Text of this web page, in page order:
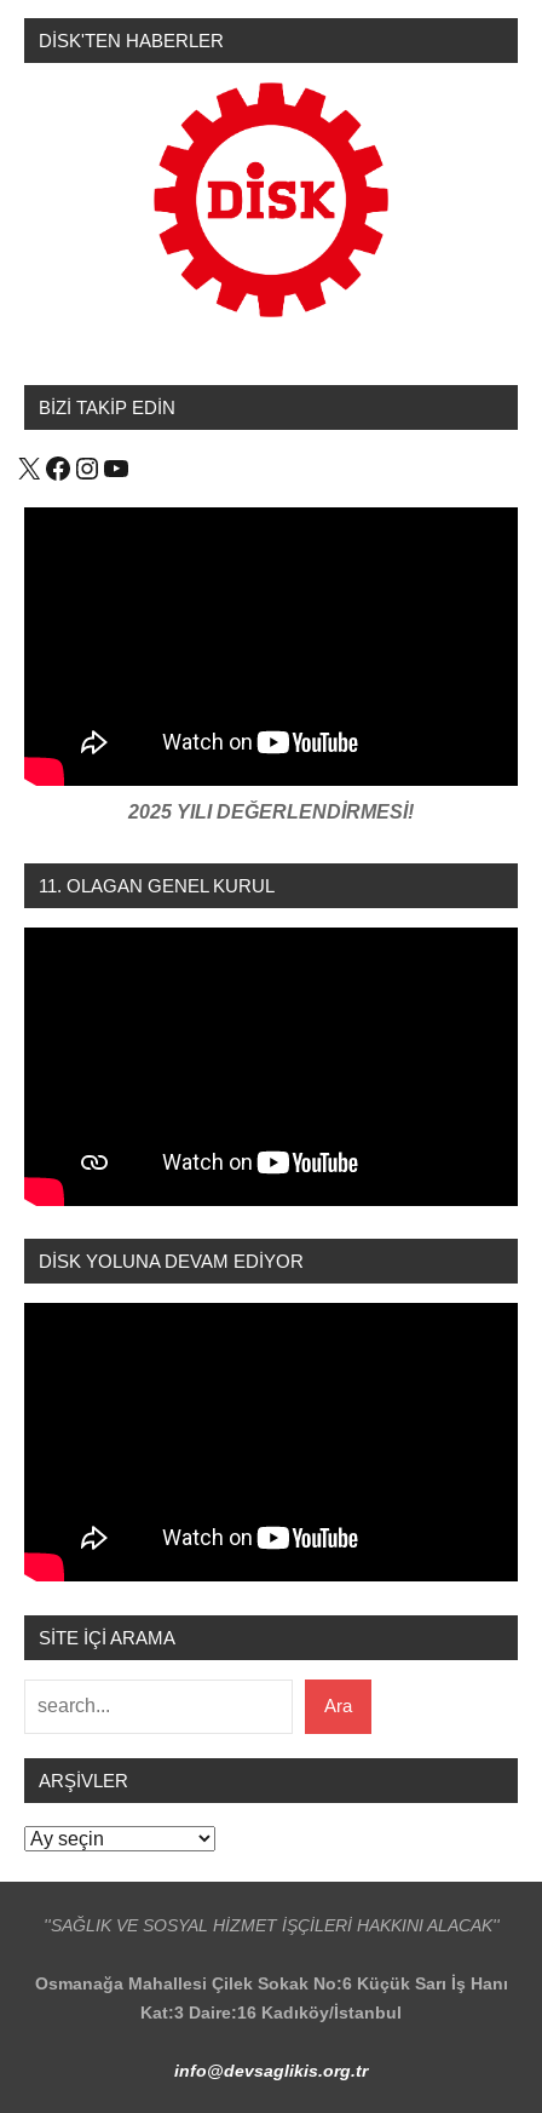
Basın
Açıklamaları
DİSK'TEN HABERLER
BİZİ TAKİP EDİN
X Facebook
Instagram
YouTube
2025 YILI DEĞERLENDİRMESİ!
11. OLAGAN GENEL KURUL
DİSK YOLUNA DEVAM EDİYOR
SİTE İÇİ ARAMA
Ara
ARŞIVLER
Arşivler
''SAĞLIK VE SOSYAL HİZMET İŞÇİLERİ HAKKINI ALACAK''
Osmanağa Mahallesi Çilek Sokak No:6 Küçük Sarı İş Hanı
Kat:3 Daire:16 Kadıköy/İstanbul
info@devsaglikis.org.tr